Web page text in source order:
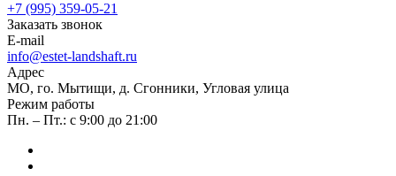
+7 (995) 359-05-21
Заказать звонок
E-mail
info@estet-landshaft.ru
Адрес
МО, го. Мытищи, д. Сгонники, Угловая улица
Режим работы
Пн. – Пт.: с 9:00 до 21:00